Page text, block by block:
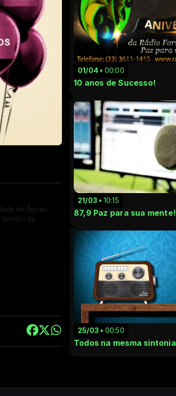
de Águas
da
01/04 00:00
10 anos de Sucesso!
21/03 10:15
87,9 Paz para sua mente!
25/03 00:50
Todos na mesma sintonia